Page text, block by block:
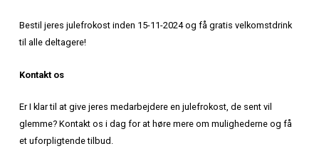
Overdådigt julebuffet eller elegant 3-retters menu
Festlige indslag og underholdning (kan tilkøbes)
Professionel og venlig betjening hele aftenen